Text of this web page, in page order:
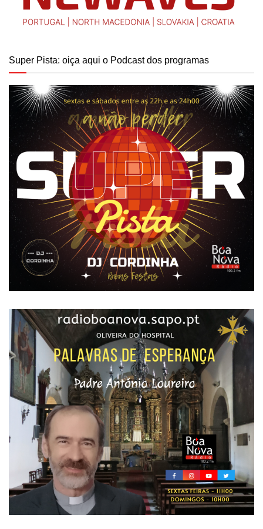
Super Pista: oiça aqui o Podcast dos programas